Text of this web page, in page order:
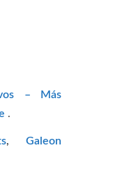
– Más
.
,Galeon